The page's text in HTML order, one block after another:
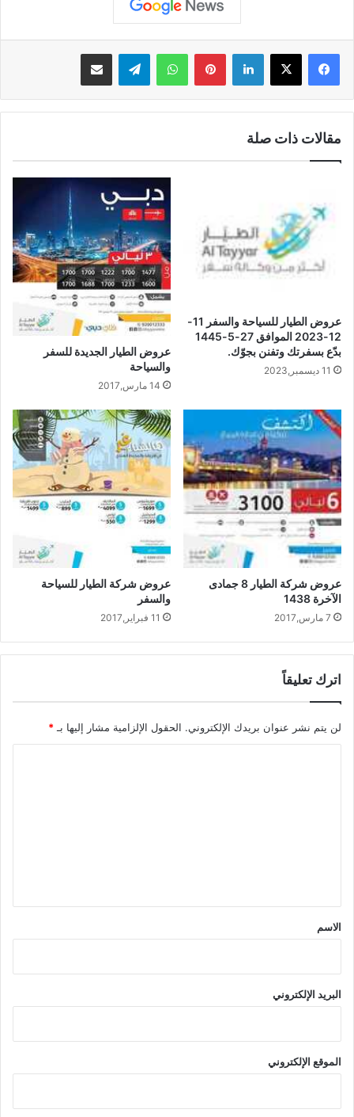
لينكدإن بينتيريستواتساب تيلقرام مشاركة عبر البريد
مقالات ذات صلة
عروض الطيار للسياحة والسفر 11-
12-2023 الموافق 27-5-1445
بدّع بسفرتك وتفنن بجوّك.
11 ديسمبر,2023
عروض الطيار الجديدة للسفر
والسياحة
14 مارس,2017
عروض شركة الطيار 8 جمادى
الآخرة 1438
7 مارس,2017
عروض شركة الطيار للسياحة
والسفر
11 فبراير,2017
اترك تعليقاً
لن يتم نشر عنوان بريدك الإلكتروني. الحقول الإلزامية مشار إليها بـ *
*
الاسم
البريد الإلكتروني
الموقع الإلكتروني